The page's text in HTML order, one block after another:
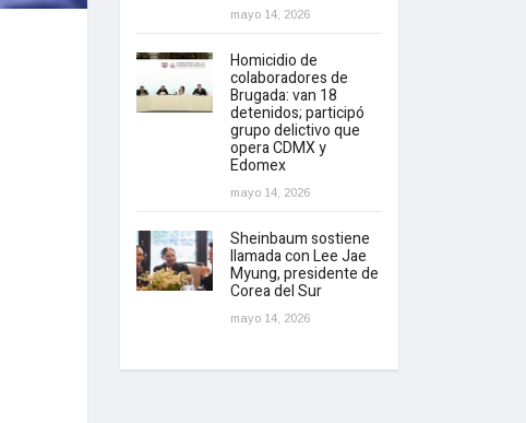
mayo 14, 2026
Homicidio de
colaboradores de
Brugada: van 18
detenidos; participó
grupo delictivo que
opera CDMX y
Edomex
mayo 14, 2026
Sheinbaum sostiene
llamada con Lee Jae
Myung, presidente de
Corea del Sur
mayo 14, 2026